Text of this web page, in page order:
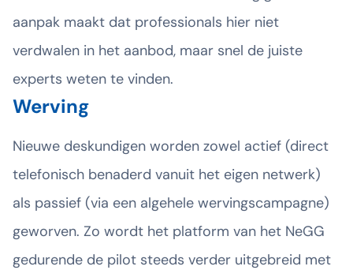
aanpak maakt dat professionals hier niet
verdwalen in het aanbod, maar snel de juiste
experts weten te vinden.
Werving
Nieuwe deskundigen worden zowel actief (direct
telefonisch benaderd vanuit het eigen netwerk)
als passief (via een algehele wervingscampagne)
geworven. Zo wordt het platform van het NeGG
gedurende de pilot steeds verder uitgebreid met